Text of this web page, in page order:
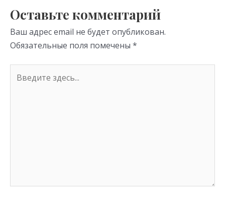
ni
ki
Оставьте комментарий
Ваш адрес email не будет опубликован.
Обязательные поля помечены *
здесь...